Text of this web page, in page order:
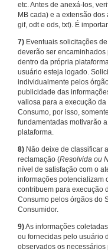
etc. Antes de anexá-los,
MB cada) e a extensão
gif, odt e ods, txt). É
7) Eventuais solicitações
deverão ser encaminhados
dentro da própria
usuário esteja logado.
individualmente pelos
publicidade das
valiosa para a execução
Consumo, por isso,
fundamentadas motivarão
plataforma.
8) Não deixe de classificar
reclamação (Resolvida ou
nível de satisfação com o
informações potencializam
contribuem para execução
Consumo pelos órgãos do
Consumidor.
9)As informações
ou fornecidas pelo usuário
observados os